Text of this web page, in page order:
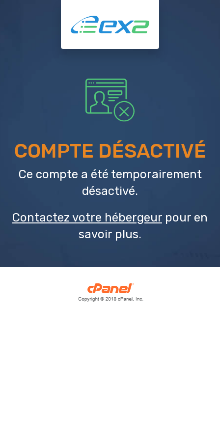
COMPTE DÉSACTIVÉ
Ce compte a été temporairement
désactivé.
Contactez votre hébergeur pour en
savoir plus.